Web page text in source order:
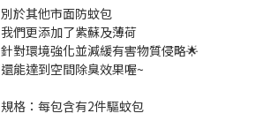
別於其他市面防蚊包
我們更添加了紫蘇及薄荷
針對環境強化並減緩有害物質侵略🌟
還能達到空間除臭效果喔~
規格：每包含有2件驅蚊包